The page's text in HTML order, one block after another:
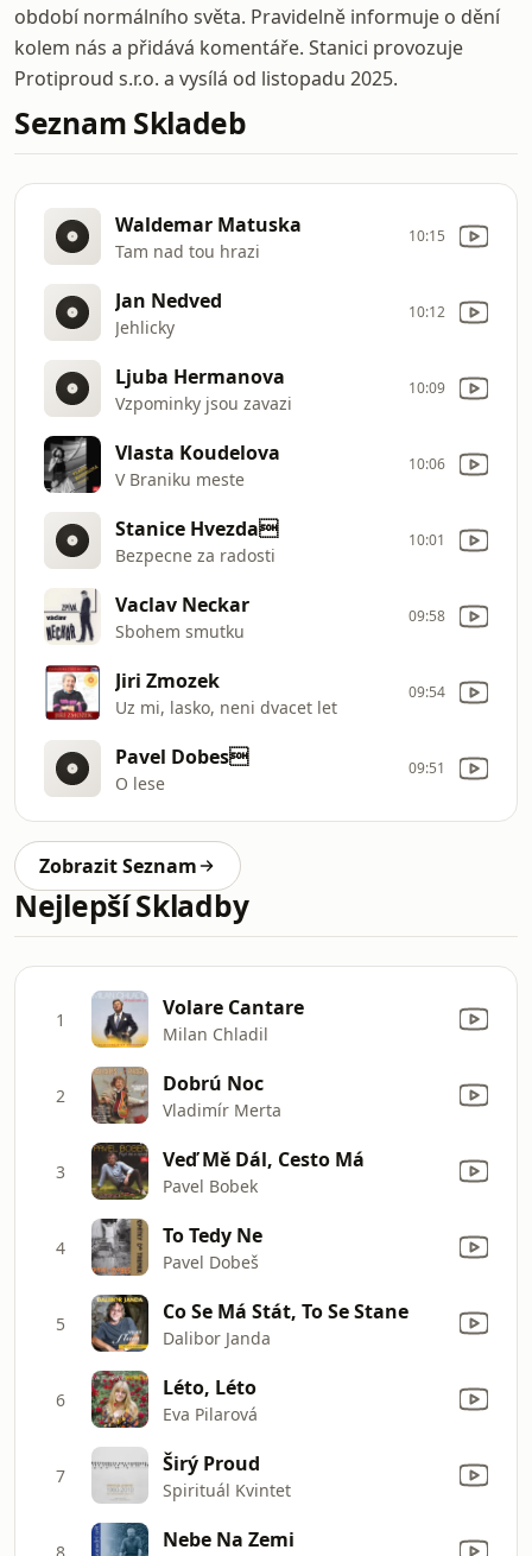
období normálního světa. Pravidelně informuje o dění
kolem nás a přidává komentáře. Stanici provozuje
Protiproud s.r.o. a vysílá od listopadu 2025.
Seznam Skladeb
Waldemar Matuska
Tam nad tou hrazi
10:15
Jan Nedved
Jehlicky
10:12
Ljuba Hermanova
Vzpominky jsou zavazi
10:09
Vlasta Koudelova
V Braniku meste
10:06
Stanice Hvezda
Bezpecne za radosti
10:01
Vaclav Neckar
Sbohem smutku
09:58
Jiri Zmozek
Uz mi, lasko, neni dvacet let
09:54
Pavel Dobes
O lese
09:51
Zobrazit Seznam
Nejlepší Skladby
1 Volare Cantare
Milan Chladil
2 Dobrú Noc
Vladimír Merta
3 Veď Mě Dál, Cesto Má
Pavel Bobek
4 To Tedy Ne
Pavel Dobeš
5 Co Se Má Stát, To Se Stane
Dalibor Janda
6 Léto, Léto
Eva Pilarová
7 Širý Proud
Spirituál Kvintet
8 Nebe Na Zemi